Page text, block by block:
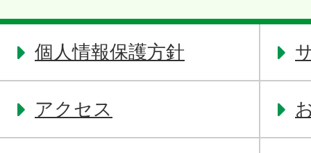
個人情報保護方針
アクセス